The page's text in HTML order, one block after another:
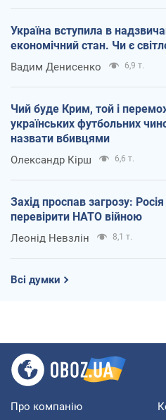
Україна вступила в
економічний стан. Чи є
Вадим Денисенко 6,9 т.
Чий буде Крим, той і
українських футбольних
назвати вбивцями
Олександр Кірш 6,6 т.
Захід проспав загрозу:
перевірити НАТО війною
Леонід Невзлін 8,1 т.
Всі думки
Про компанію